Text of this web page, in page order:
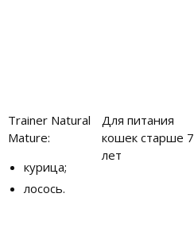
Trainer Natural
Mature:
курица;
лосось.
Для питания
кошек старше 7
лет